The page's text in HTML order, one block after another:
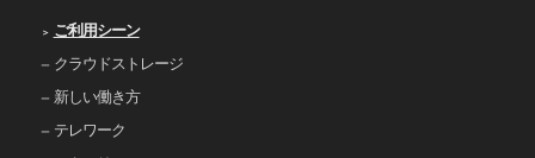
ご利⽤シーン
クラウドストレージ
新しい働き⽅
テレワーク